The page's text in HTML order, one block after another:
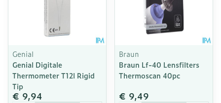
Genial
Genial Digitale
Thermometer T12l Rigid
Tip
€ 9,94
Braun
Braun Lf-40 Lensfilters
Thermoscan 40pc
€ 9,49